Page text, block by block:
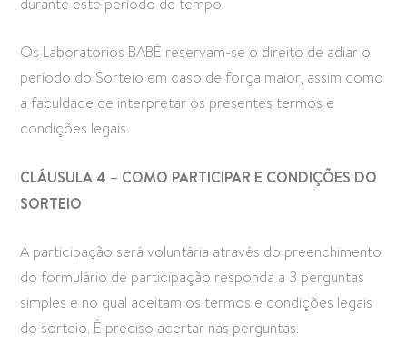
Os Laboratorios BABÉ reservam-se o direito de adiar o
período do Sorteio em caso de força maior, assim como
a faculdade de interpretar os presentes termos e
condições legais.
CLÁUSULA 4 – COMO PARTICIPAR E CONDIÇÕES DO
SORTEIO
A participação será voluntária através do preenchimento
do formulário de participação responda a 3 perguntas
simples e no qual aceitam os termos e condições legais
do sorteio. É preciso acertar nas perguntas.